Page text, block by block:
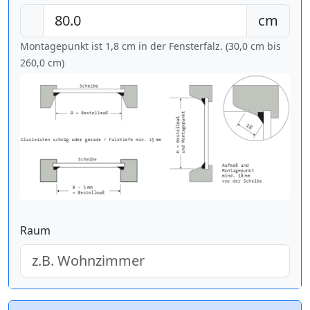
cm
Montagepunkt ist 1,8 cm in der Fensterfalz. (30,0 cm bis
260,0 cm)
Raum